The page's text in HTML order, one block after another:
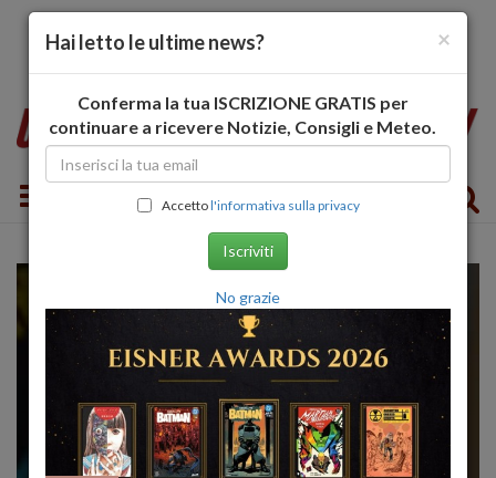
Toggle navigation
×
Hai letto le ultime news?
Conferma la tua ISCRIZIONE GRATIS per
continuare a ricevere Notizie, Consigli e Meteo.
Accettol'informativa sulla privacy
Iscriviti
No grazie